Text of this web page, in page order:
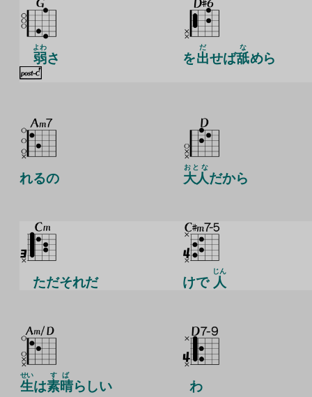
弱
よわ
さ を出
だ
せば舐
な
めら
れるの 大人
おとな
だから
ただそれだ けで 人
じん
生
せい
は素晴
すば
らしい わ